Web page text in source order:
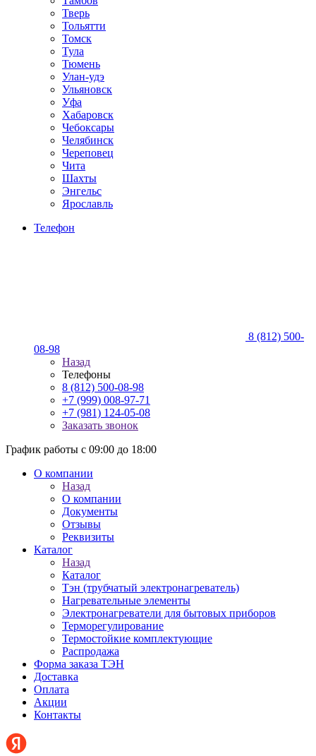
Тверь
Тольятти
Томск
Тула
Тюмень
Улан-удэ
Ульяновск
Уфа
Хабаровск
Чебоксары
Челябинск
Череповец
Чита
Шахты
Энгельс
Ярославль
Телефон
8 (812) 500-
08-98
Назад
Телефоны
8 (812) 500-08-98
+7 (999) 008-97-71
+7 (981) 124-05-08
Заказать звонок
График работы с 09:00 до 18:00
О компании
Назад
О компании
Документы
Отзывы
Реквизиты
Каталог
Назад
Каталог
Тэн (трубчатый электронагреватель)
Нагревательные элементы
Электронагреватели для бытовых приборов
Терморегулирование
Термостойкие комплектующие
Распродажа
Форма заказа ТЭН
Доставка
Оплата
Акции
Контакты